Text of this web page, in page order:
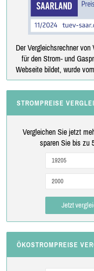
Der Vergleichsrechner
für den Strom- und
Webseite bildet, wurde
STROMPREISE
Vergleichen Sie jetzt
sparen Sie bis zu
Jetzt
ÖKOSTROMPREISE